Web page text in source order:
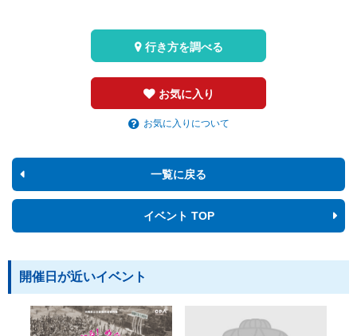
お気に入り
お気に入りについて
行き方を調べる
一覧に戻る
イベント TOP
開催日が近いイベント